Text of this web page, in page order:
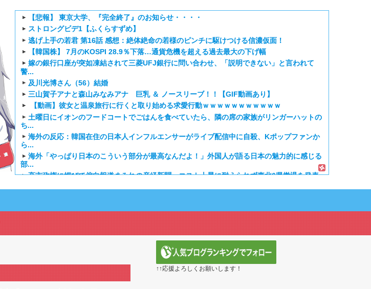
【悲報】 東京大学、『完全終了』のお知らせ・・・・
ストロングビデ1【ふくらすずめ】
逃げ上手の若君 第16話 感想：絶体絶命の若様のピンチに駆けつける信濃仮面！
【韓国株】 7月のKOSPI 28.9％下落…通貨危機を超える過去最大の下げ幅
嫁の銀行口座が突如凍結されて三菱UFJ銀行に問い合わせ、「説明できない」と言われて
警...
及川光博さん（56）結婚
三山賀子アナと森山みなみアナ 巨乳 ＆ ノースリーブ！！【GIF動画あり】
【動画】彼女と温泉旅行に行くと取り始める求愛行動ｗｗｗｗｗｗｗｗｗｗｗ
土曜日にイオンのフードコートでごはんを食べていたら、隣の席の家族がリンガーハットの
ち...
海外の反応：韓国在住の日本人インフルエンサーがライブ配信中に自殺、Kポップファンか
ら...
海外「やっぱり日本のこういう部分が最高なんだよ！」外国人が語る日本の魅力的に感じる
部...
高市政権に媚びて偏向報道まみれの産経新聞、コスト上昇に耐えられず東北6県撤退を発表
韓国人「日本がここまでの観光大国に発展した本当の理由がこちら…」→「昔から日本は愛
外国人「日本のアニメに出てくるネコｗｗｗ」（海外の反応）
海外「新キャラもヤバいｗ」ヤニねこ第6話の海外反応
外国人「特に印象に残ってる最近の日本のアニメのOP/EDは？」→「一回も飛ばしたこと...
↑↑応援よろしくお願いします！